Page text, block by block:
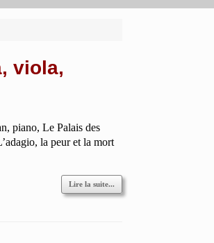
viola,
piano, Le Palais des
la peur et la mort
Lire la suite...